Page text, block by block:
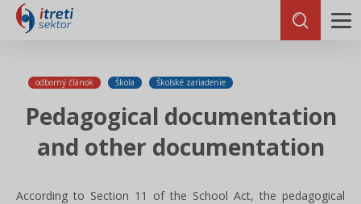
odborný článok Škola Školské zariadenie
Pedagogical documentation
and other documentation
According to Section 11 of the School Act, the pedagogical